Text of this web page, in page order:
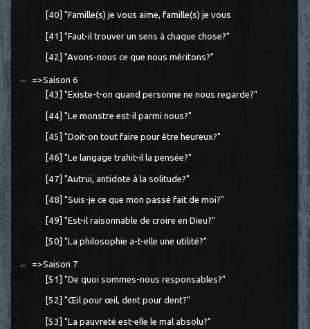
[40] "Famille(s) je vous aime, famille(s) je vous
[41] "Faut-il trouver un sens à chaque chose?"
[42] "Avons-nous ce que nous méritons?"
=>Saison 6
[43] "Existe-t-on quand personne ne nous regarde?"
[44] "Le monstre est-il parmi nous?"
[45] "Doit-on tout faire pour être heureux?"
[46] "Le langage trahit-il la pensée?"
[47] "Autrui, antidote à la solitude?"
[48] "Suis-je ce que mon passé fait de moi?"
[49] "Est-il raisonnable de croire en Dieu?"
[50] "La philosophie a-t-elle une utilité?"
=>Saison 7
[51] "De quoi sommes-nous responsables?"
[52] "Œil pour œil, dent pour dent?"
[53] "La pauvreté est-elle le mal absolu?"